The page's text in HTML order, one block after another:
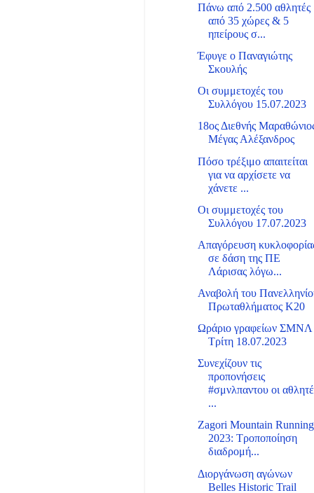
Πάνω από 2.500 αθλητές
από 35 χώρες & 5
ηπείρους σ...
Έφυγε ο Παναγιώτης
Σκουλής
Οι συμμετοχές του
Συλλόγου 15.07.2023
18ος Διεθνής
Μέγας Αλέξανδρος
Πόσο τρέξιμο απαιτείται
για να αρχίσετε να
χάνετε ...
Οι συμμετοχές του
Συλλόγου 17.07.2023
Απαγόρευση
σε δάση της ΠΕ
Λάρισας λόγω...
Αναβολή του
Πρωταθλήματος Κ20
Ωράριο γραφείων ΣΜΝΛ
Τρίτη 18.07.2023
Συνεχίζουν τις
προπονήσεις
#σμνλπαντου οι
...
Zagori Mountain Running
2023: Τροποποίηση
διαδρομή...
Διοργάνωση αγώνων
Belles Historic Trail